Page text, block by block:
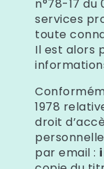
n°78-17
services
toute
Il est alors
1978
droit
par email :